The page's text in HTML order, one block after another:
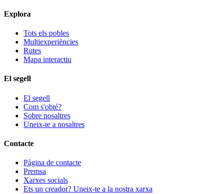
Explora
Tots els pobles
Multiexperiències
Rutes
Mapa interactiu
El segell
El segell
Com s'obté?
Sobre nosaltres
Uneix-te a nosaltres
Contacte
Pàgina de contacte
Premsa
Xarxes socials
Ets un creador? Uneix-te a la nostra xarxa